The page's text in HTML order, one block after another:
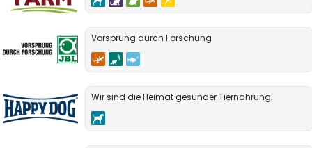
Vorsprung durch Forschung
Wir sind die Heimat gesunder Tiernahrung.